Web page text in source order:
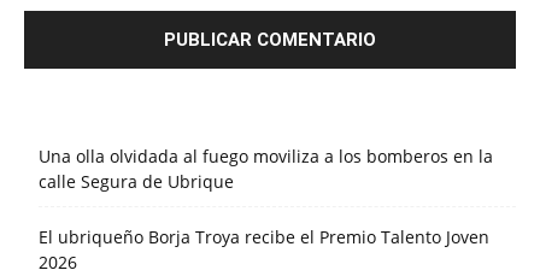
Una olla olvidada al fuego moviliza a los bomberos en la
calle Segura de Ubrique
El ubriqueño Borja Troya recibe el Premio Talento Joven
2026